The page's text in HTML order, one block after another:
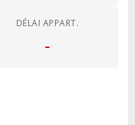
DÉLAI APPART.
-